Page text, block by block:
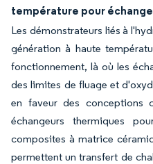
température pour
Les démonstrateurs liés à
génération à haute
fonctionnement, là où les
des limites de fluage et
en faveur des conceptions
échangeurs thermiques
composites à matrice
permettent un transfert de